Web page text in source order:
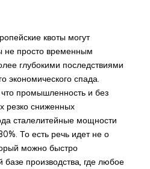
квоты могут
не просто временным
глубокими последствиями
экономического спада.
промышленность и без
резко сниженных
сталелитейные мощности
То есть речь идет не о
можно быстро
базе производства, где любое